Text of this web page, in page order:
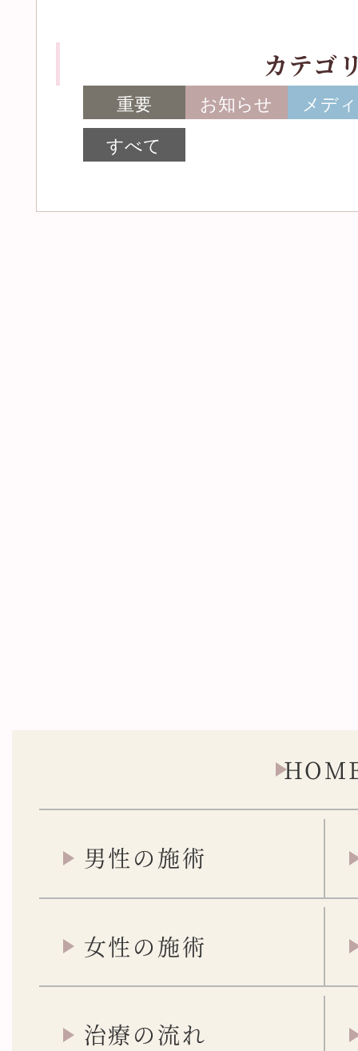
カテゴ
重要 お知らせ
メデ
すべて
男性の施術
女性の施術
治療の流れ